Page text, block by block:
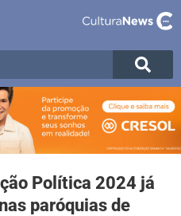
Política 2024 já
paróquias de